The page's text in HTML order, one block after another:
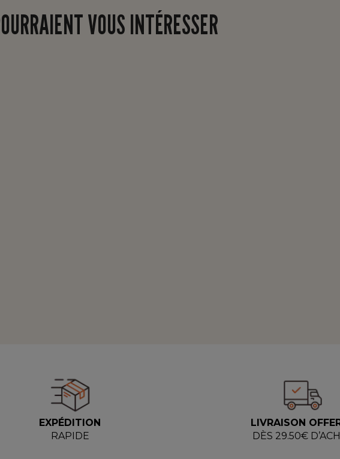
VOUS INTÉRESSER
EXPÉDITION
RAPIDE
LIVRAISON
DÈS 29.50€